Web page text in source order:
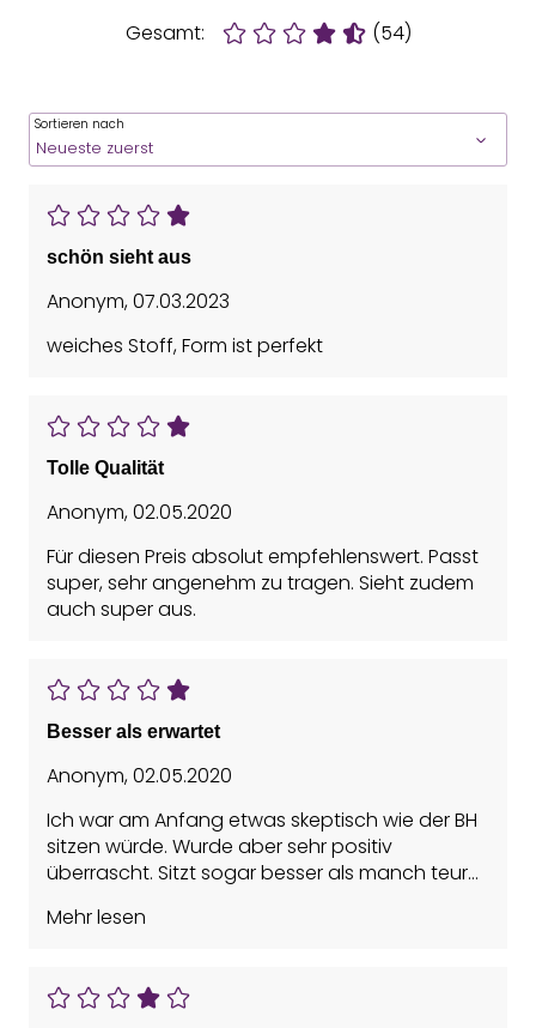
Gesamt: (54)
Sortieren nach
schön sieht aus
Anonym,07.03.2023
weiches Stoff, Form ist perfekt
Tolle Qualität
Anonym,02.05.2020
Für diesen Preis absolut empfehlenswert. Passt
super, sehr angenehm zu tragen. Sieht zudem
auch super aus.
Besser als erwartet
Anonym,02.05.2020
Ich war am Anfang etwas skeptisch wie der BH
sitzen würde. Wurde aber sehr positiv
überrascht. Sitzt sogar besser als manch teurer
Mehr lesen